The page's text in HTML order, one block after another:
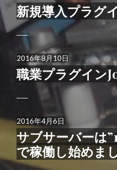
稿
日:
新規導入プラグ
投
稿
日:
2016年8月10日
職業プラグイン
投
稿
日:
2016年4月6日
サブサーバーは
で稼働し始めま